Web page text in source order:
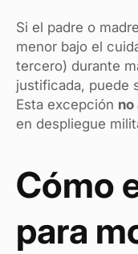
Si el padre o
menor bajo el
tercero) durante
justificada, puede
Esta excepción no
en despliegue
Cómo
para